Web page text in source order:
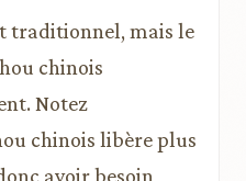
traditionnel, mais le
chinois
Notez
chinois libère plus
avoir besoin